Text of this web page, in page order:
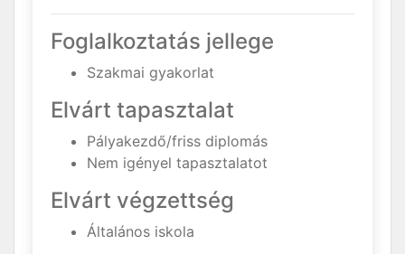
Foglalkoztatás jellege
Szakmai gyakorlat
Elvárt tapasztalat
Pályakezdő/friss diplomás
Nem igényel tapasztalatot
Elvárt végzettség
Általános iskola